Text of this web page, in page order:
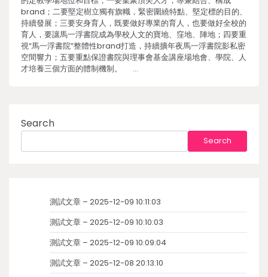
brand；二要堅定樹立獨有旗幟，緊密圍繞特點、堅定標的目的、
持續發展；三要安身育人，既要做好專業的育人，也要做好全校的
育人，要讓馬一浮書院成為學校人文的寶地、窪地、陣地；四要重
視“馬一浮書院”整體性brand打造，持續擴年夜馬一浮書院影私密
空間響力；五要重點保證書院與理事會基金講座場地會、學院、人
才培養三個方面的體制機制。 …
Search
Search
測試文章 – 2025-12-09 10:11:03
測試文章 – 2025-12-09 10:10:03
測試文章 – 2025-12-09 10:09:04
測試文章 – 2025-12-08 20:13:10